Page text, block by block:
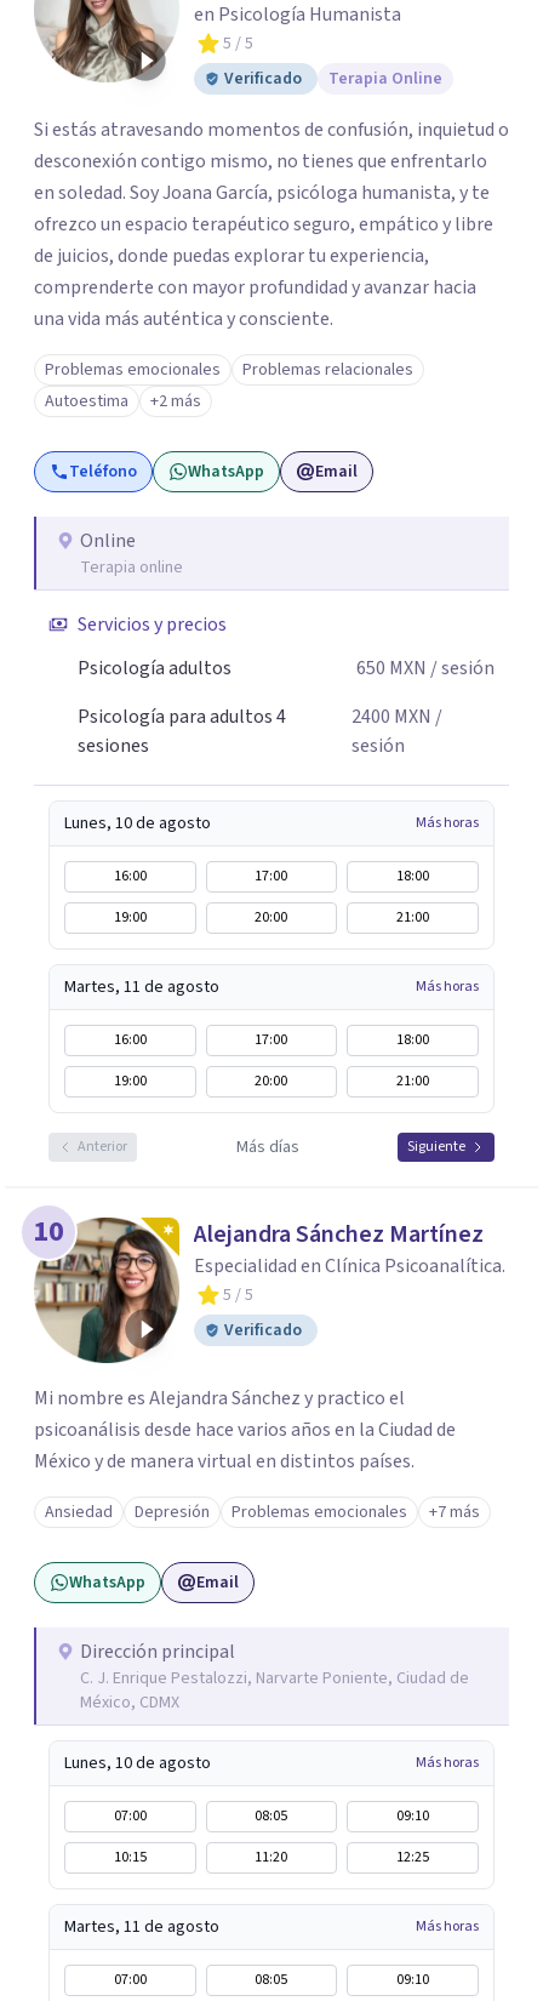
en Psicología Humanista
5 / 5
Verificado
Terapia Online
Si estás atravesando momentos de confusión, inquietud o
desconexión contigo mismo, no tienes que enfrentarlo
en soledad. Soy Joana García, psicóloga humanista, y te
ofrezco un espacio terapéutico seguro, empático y libre
de juicios, donde puedas explorar tu experiencia,
comprenderte con mayor profundidad y avanzar hacia
una vida más auténtica y consciente.
Problemas emocionales
Problemas relacionales
Autoestima
+2 más
Teléfono WhatsApp Email
Online
Terapia online
Servicios y precios
Psicología adultos
650 MXN / sesión
Psicología para adultos 4
sesiones
2400 MXN /
sesión
Lunes, 10 de agosto Más horas
16:00 17:00
18:00
19:00
20:00 21:00
Martes, 11 de agosto Más horas
16:00 17:00
18:00
19:00
20:00 21:00
Anterior Más días Siguiente
10 Alejandra Sánchez Martínez
Especialidad en Clínica Psicoanalítica.
5 / 5
Verificado
Mi nombre es Alejandra Sánchez y practico el
psicoanálisis desde hace varios años en la Ciudad de
México y de manera virtual en distintos países.
Ansiedad Depresión Problemas emocionales +7 más
WhatsApp Email
Dirección principal
C. J. Enrique Pestalozzi, Narvarte Poniente, Ciudad de
México, CDMX
Lunes, 10 de agosto Más horas
07:00 08:05
09:10
10:15
11:20 12:25
Martes, 11 de agosto Más horas
07:00 08:05 09:10